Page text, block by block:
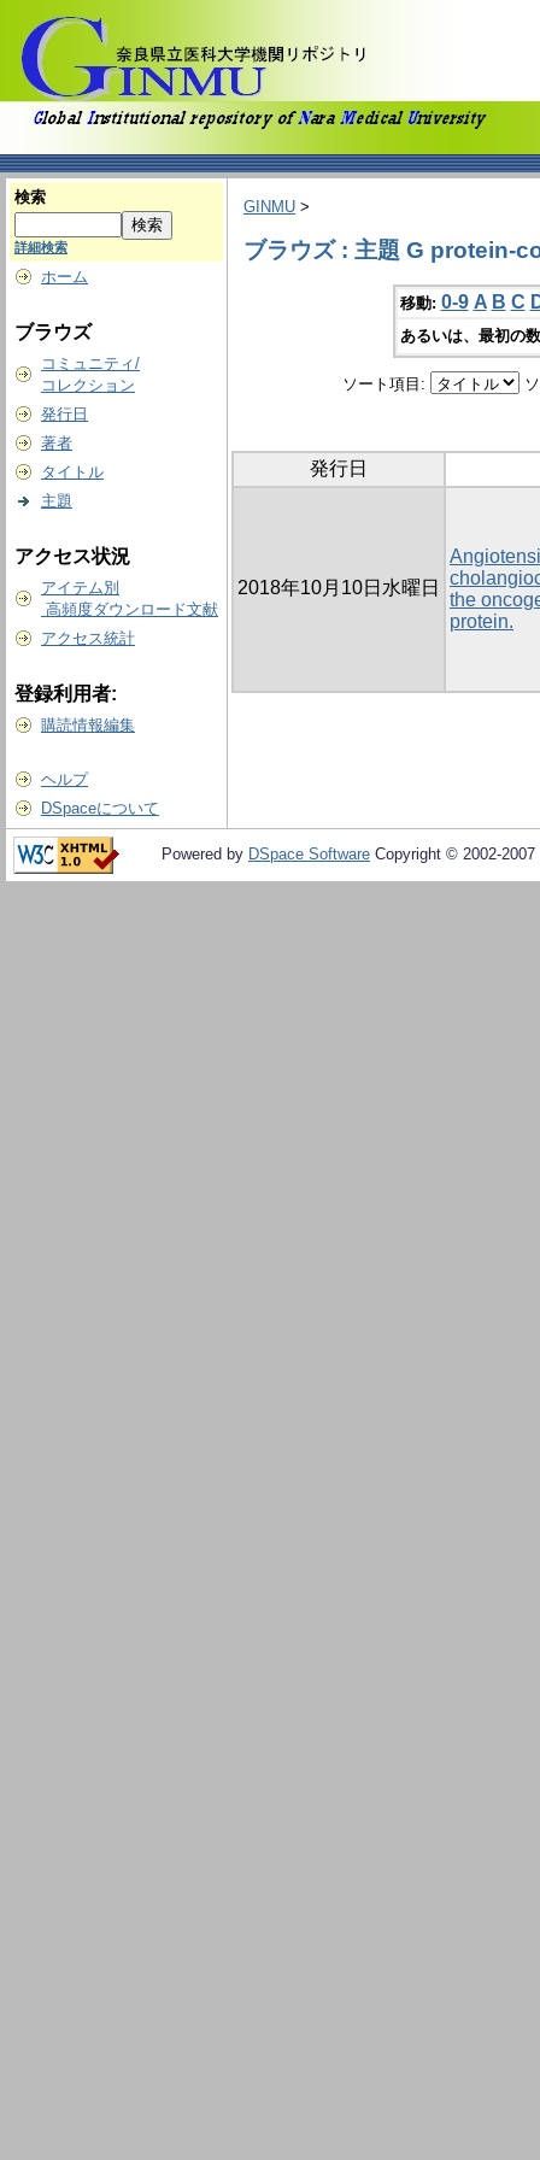
検索
詳細検索
ホーム
ブラウズ
コミュニティ/
コレクション
発行日
著者
タイトル
主題
アクセス状況
アイテム別
高頻度ダウンロード文献
アクセス統計
登録利用者:
購読情報編集
ヘルプ
DSpaceについて
GINMU >
ブラウズ : 主題 G protein-
移動: 0-9 A B C
あるいは、最初の
ソート項目:
発行日
2018年10月10日水曜日
the
protein.
Powered by DSpace Software Copyright © 2002-2007